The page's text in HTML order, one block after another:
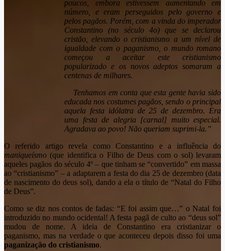
poucos, embora estivessem aumentando em
número, e eram perseguidos pelo governo e
pelos pagãos. Porém, com a vinda do imperador
Constantino (no século 4o) que se declarou
cristão, elevando o cristianismo a um nível de
igualdade com o paganismo, o mundo romano
começou a aceitar este cristianismo
popularizado e os novos adeptos somaram a
centenas de milhares.
Tenhamos em conta que esta gente havia sido
educada nos costumes pagãos, sendo o principal
aquela festa idólatra de 25 de dezembro. Era
uma festa de alegria [carnal] muito especial.
Agradava ao povo! Não queriam suprimi-la.”
O referido artigo revela como Constantino e a influência do
maniqueísmo (que identifica o Filho de Deus com o sol) levaram
aqueles pagãos do século 4º – que tinham se “convertido” em massa
ao “cristianismo” – a adaptarem a festa do dia 25 de dezembro (data
de nascimento do deus sol), dando a ela o título de “Natal do Filho
de Deus”.
Como se diz nos contos de fadas: “E foi assim que…” o Natal foi
introduzido no mundo ocidental! A festa pagã de culto ao “deus sol”
mudou de nome. A ideia de Constantino era cristianizar o
paganismo, mas na verdade o que aconteceu depois disso foi uma
paganização do cristianismo.